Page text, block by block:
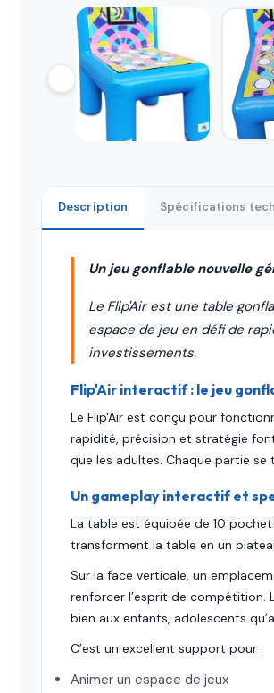
Description Spécifications
Un jeu gonflable nouvelle
Le Flip'Air est une table
espace de jeu en défi de
investissements.
Flip'Air interactif : le jeu
Le Flip'Air est conçu pour
rapidité, précision et stratégie
que les adultes. Chaque partie
Un gameplay interactif et
La table est équipée de 10
transforment la table en un
Sur la face verticale, un
renforcer l’esprit de compétition.
bien aux enfants, adolescents
C’est un excellent support pour :
Animer un espace de jeux